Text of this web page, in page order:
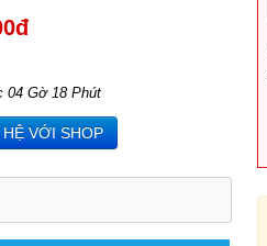
04 Gờ 18 Phút
VỚI SHOP